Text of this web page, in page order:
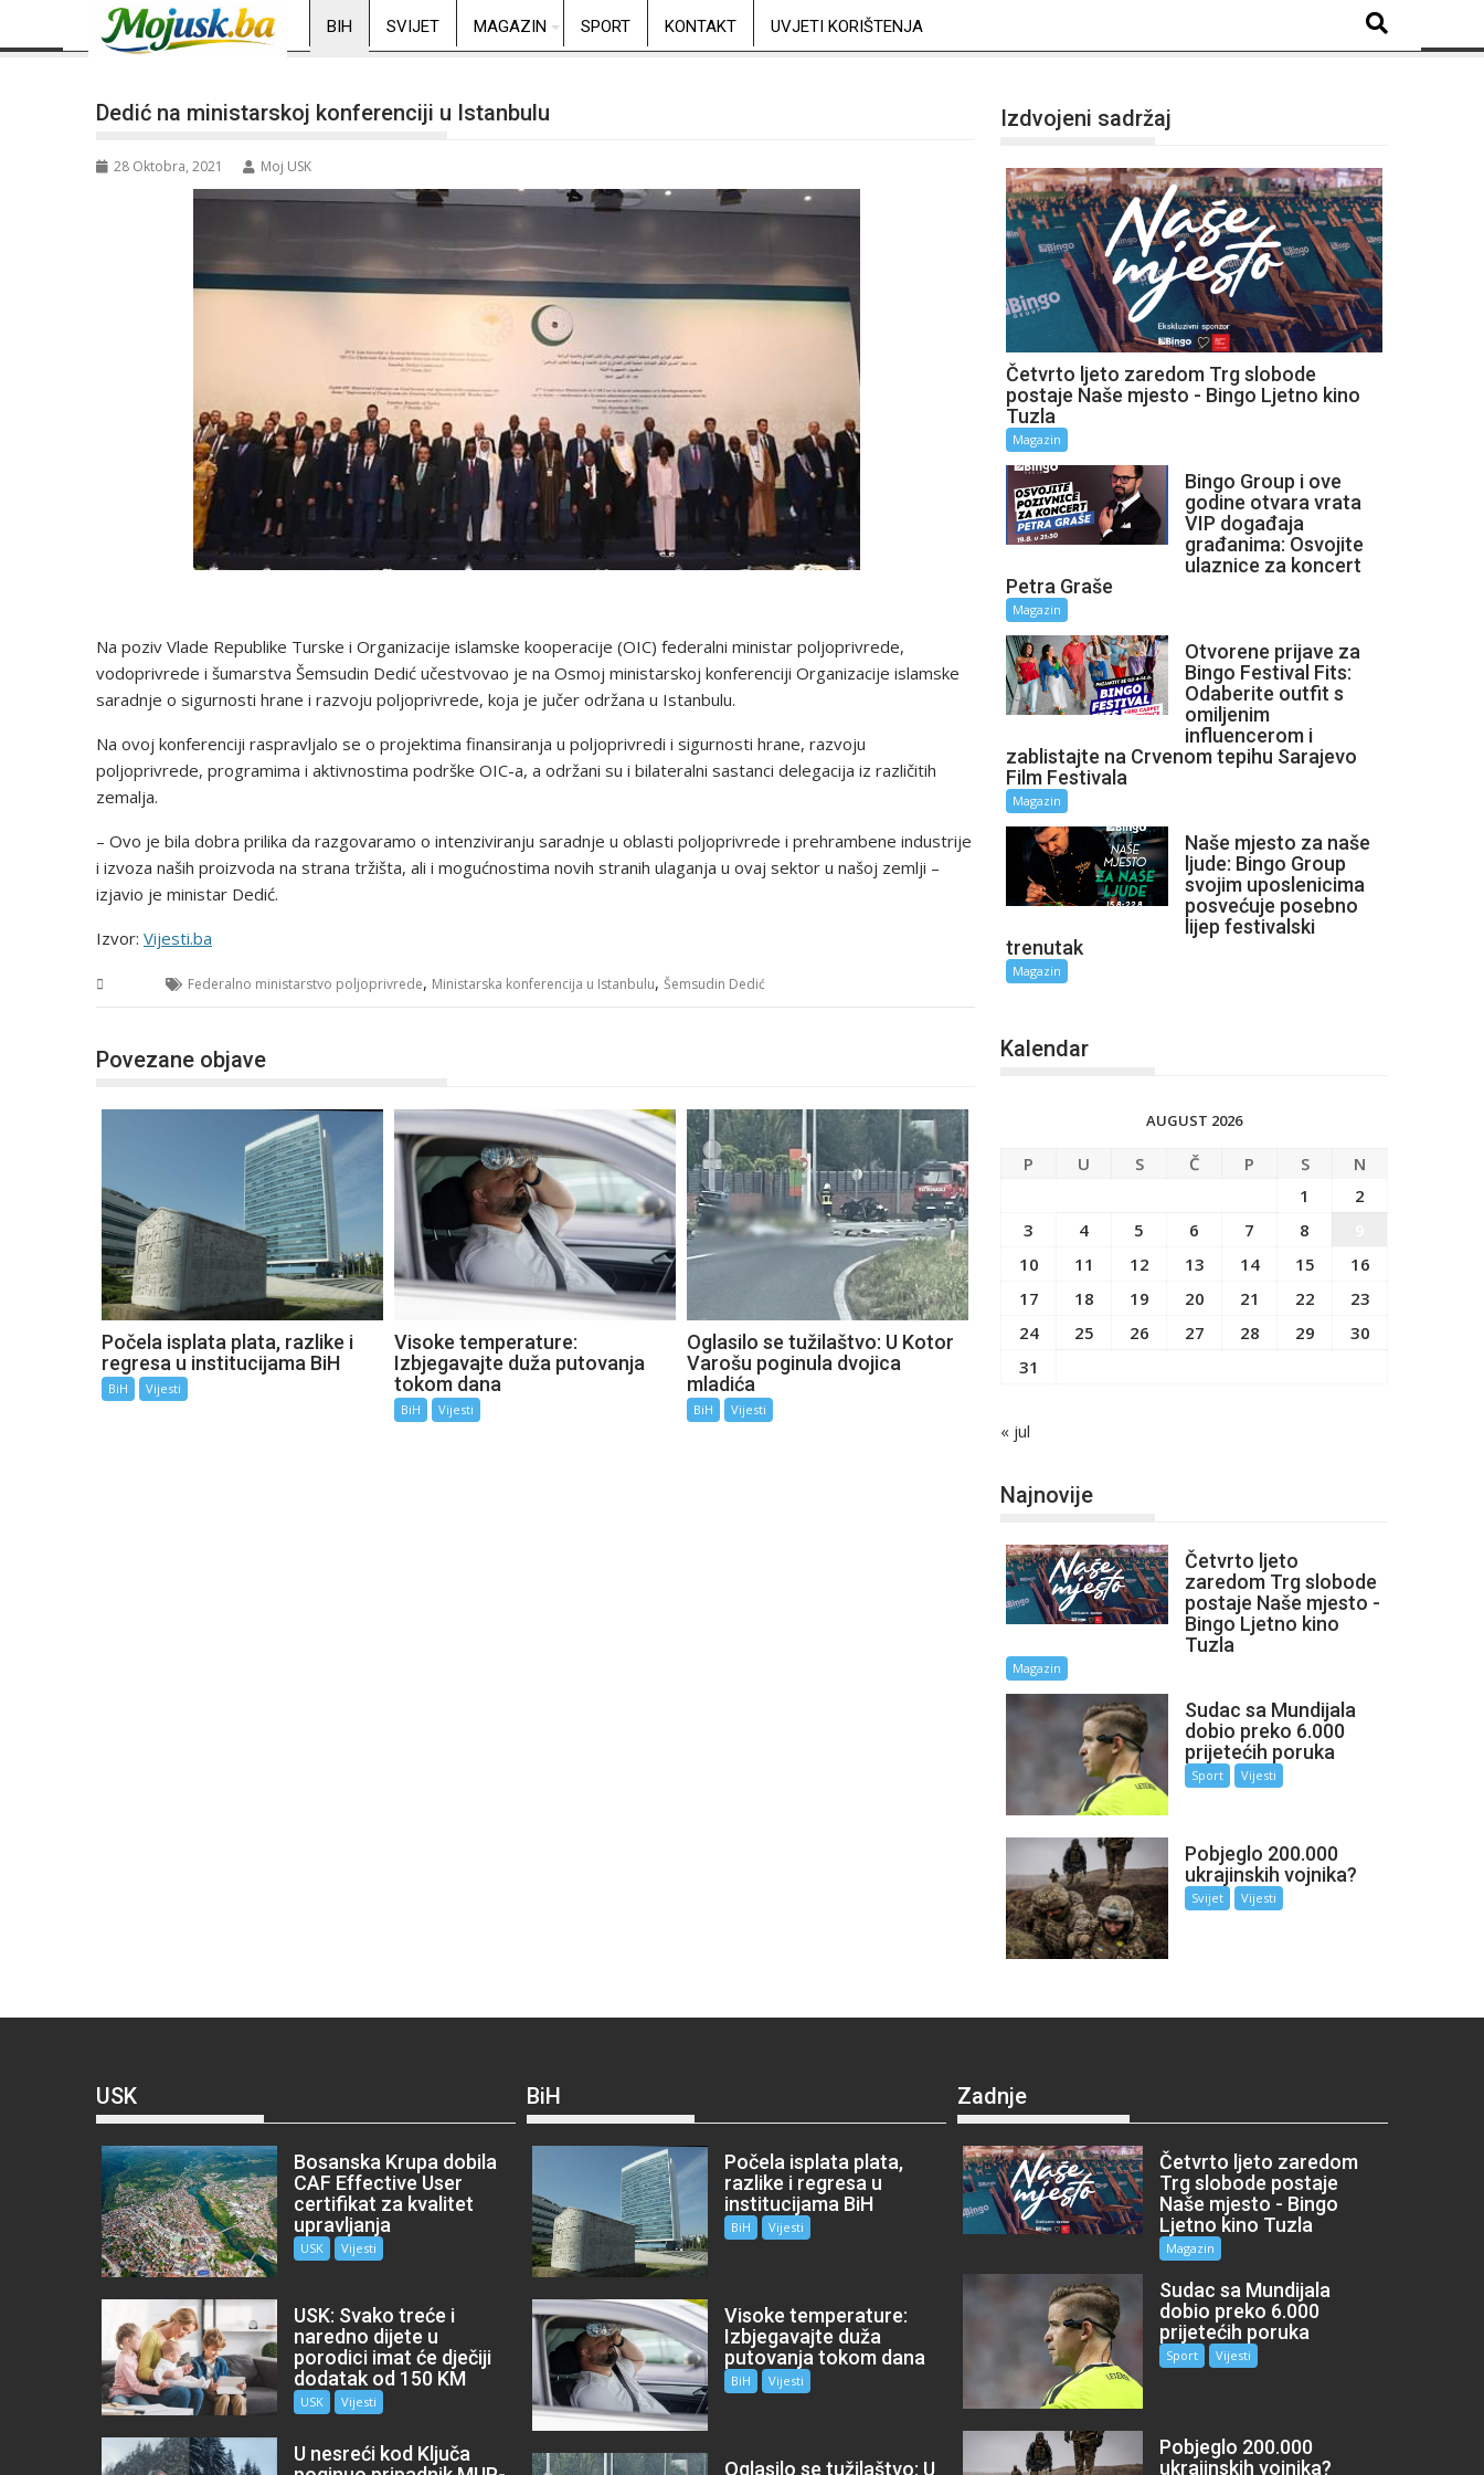
BIH SVIJET MAGAZIN SPORT KONTAKT UVJETI KORIŠTENJA
Dedić na ministarskoj konferenciji u Istanbulu
28 Oktobra, 2021 Moj USK
Na poziv Vlade Republike Turske i Organizacije islamske kooperacije (OIC) federalni ministar poljoprivrede,
vodoprivrede i šumarstva Šemsudin Dedić učestvovao je na Osmoj ministarskoj konferenciji Organizacije islamske
saradnje o sigurnosti hrane i razvoju poljoprivrede, koja je jučer održana u Istanbulu.
Na ovoj konferenciji raspravljalo se o projektima finansiranja u poljoprivredi i sigurnosti hrane, razvoju
poljoprivrede, programima i aktivnostima podrške OIC-a, a održani su i bilateralni sastanci delegacija iz različitih
zemalja.
– Ovo je bila dobra prilika da razgovaramo o intenziviranju saradnje u oblasti poljoprivrede i prehrambene industrije
i izvoza naših proizvoda na strana tržišta, ali i mogućnostima novih stranih ulaganja u ovaj sektor u našoj zemlji –
izjavio je ministar Dedić.
Izvor: Vijesti.ba
Federalno ministarstvo poljoprivrede, Ministarska konferencija u Istanbulu, Šemsudin Dedić
Povezane objave
Počela isplata plata, razlike i
regresa u institucijama BiH
BiH Vijesti
Visoke temperature:
Izbjegavajte duža putovanja
tokom dana
BiH Vijesti
Oglasilo se tužilaštvo: U Kotor
Varošu poginula dvojica
mladića
BiH Vijesti
Izdvojeni sadržaj
Četvrto ljeto zaredom Trg slobode
postaje Naše mjesto - Bingo Ljetno kino
Tuzla
Magazin
Bingo Group i ove
godine otvara vrata
VIP događaja
građanima: Osvojite
ulaznice za koncert
Petra Graše
Magazin
Otvorene prijave za
Bingo Festival Fits:
Odaberite outfit s
omiljenim
influencerom i
zablistajte na Crvenom tepihu Sarajevo
Film Festivala
Magazin
Naše mjesto za naše
ljude: Bingo Group
svojim uposlenicima
posvećuje posebno
lijep festivalski
trenutak
Magazin
Kalendar
AUGUST 2026
P U S Č P S
N
1
2
3
4 5 6 7 8
10
11 12 13 14 15
16
17
18 19 20 21 22
23
24
25 26 27 28 29
30
31
« jul
Najnovije
Četvrto ljeto
zaredom Trg slobode
postaje Naše mjesto -
Bingo Ljetno kino
Tuzla
Magazin
Sudac sa Mundijala
dobio preko 6.000
prijetećih poruka
Sport Vijesti
Pobjeglo 200.000
ukrajinskih vojnika?
Svijet Vijesti
USK
Bosanska Krupa dobila
CAF Effective User
certifikat za kvalitet
upravljanja
USK Vijesti
USK: Svako treće i
naredno dijete u
porodici imat će dječiji
dodatak od 150 KM
USK Vijesti
U nesreći kod Ključa
BiH
Počela isplata plata,
razlike i regresa u
institucijama BiH
BiH Vijesti
Visoke temperature:
Izbjegavajte duža
putovanja tokom dana
BiH Vijesti
Oglasilo se tužilaštvo: U
Zadnje
Četvrto ljeto zaredom
Trg slobode postaje
Naše mjesto - Bingo
Ljetno kino Tuzla
Magazin
Sudac sa Mundijala
dobio preko 6.000
prijetećih poruka
Sport Vijesti
Pobjeglo 200.000
ukrajinskih vojnika?